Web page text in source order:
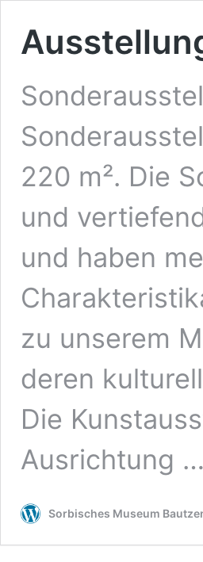
220 m². Die
und
und haben
zu unserem
deren
Die
Ausrichtung …
Sorbisches Museum